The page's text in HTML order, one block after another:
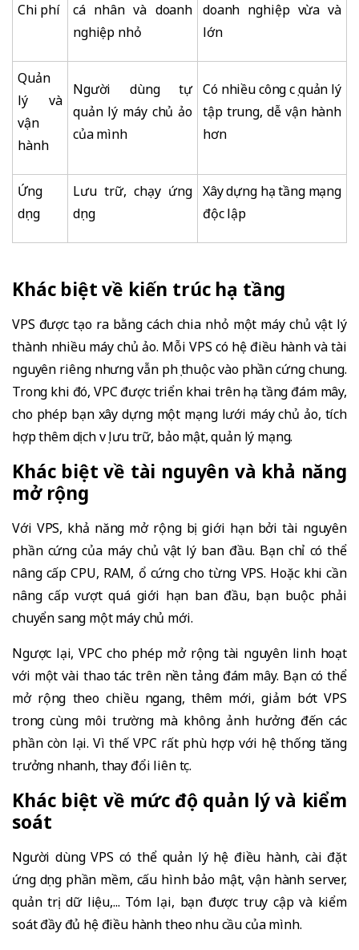
Chi phí
cá nhân và doanh
nghiệp nhỏ
doanh nghiệp vừa và
lớn
Quản
lý và
vận
hành
Người dùng tự
quản lý máy chủ ảo
của mình
Có nhiều công cụ quản lý
tập trung, dễ vận hành
hơn
Ứng
dụng
Lưu trữ, chạy ứng
dụng
Xây dựng hạ tầng mạng
độc lập
Khác biệt về kiến trúc hạ tầng
VPS được tạo ra bằng cách chia nhỏ một máy chủ vật lý
thành nhiều máy chủ ảo. Mỗi VPS có hệ điều hành và tài
nguyên riêng nhưng vẫn phụ thuộc vào phần cứng chung.
Trong khi đó, VPC được triển khai trên hạ tầng đám mây,
cho phép bạn xây dựng một mạng lưới máy chủ ảo, tích
hợp thêm dịch vụ lưu trữ, bảo mật, quản lý mạng.
Khác biệt về tài nguyên và khả năng
mở rộng
Với VPS, khả năng mở rộng bị giới hạn bởi tài nguyên
phần cứng của máy chủ vật lý ban đầu. Bạn chỉ có thể
nâng cấp CPU, RAM, ổ cứng cho từng VPS. Hoặc khi cần
nâng cấp vượt quá giới hạn ban đầu, bạn buộc phải
chuyển sang một máy chủ mới.
Ngược lại, VPC cho phép mở rộng tài nguyên linh hoạt
với một vài thao tác trên nền tảng đám mây. Bạn có thể
mở rộng theo chiều ngang, thêm mới, giảm bớt VPS
trong cùng môi trường mà không ảnh hưởng đến các
phần còn lại. Vì thế VPC rất phù hợp với hệ thống tăng
trưởng nhanh, thay đổi liên tục.
Khác biệt về mức độ quản lý và kiểm
soát
Người dùng VPS có thể quản lý hệ điều hành, cài đặt
ứng dụng phần mềm, cấu hình bảo mật, vận hành server,
quản trị dữ liệu,... Tóm lại, bạn được truy cập và kiểm
soát đầy đủ hệ điều hành theo nhu cầu của mình.